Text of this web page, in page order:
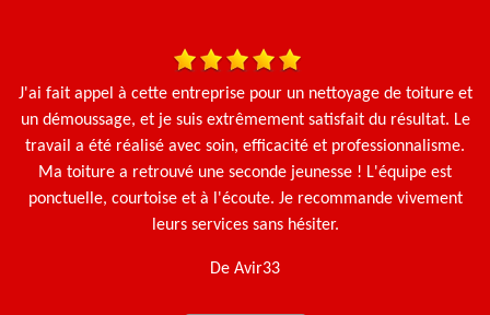
J'ai fait appel à cette entreprise pour un nettoyage de toiture et
un démoussage, et je suis extrêmement satisfait du résultat. Le
travail a été réalisé avec soin, efficacité et professionnalisme.
Ma toiture a retrouvé une seconde jeunesse ! L'équipe est
ponctuelle, courtoise et à l'écoute. Je recommande vivement
leurs services sans hésiter.
De Avir33